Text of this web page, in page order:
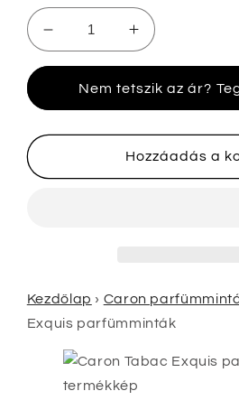
Caron
Tabac
parfümminták
csökkentése
Caron
Tabac
parfümminták
növelése
Nem tetszik az ár?
Hozzáadás a
Kezdőlap › Caron
Exquis parfümminták